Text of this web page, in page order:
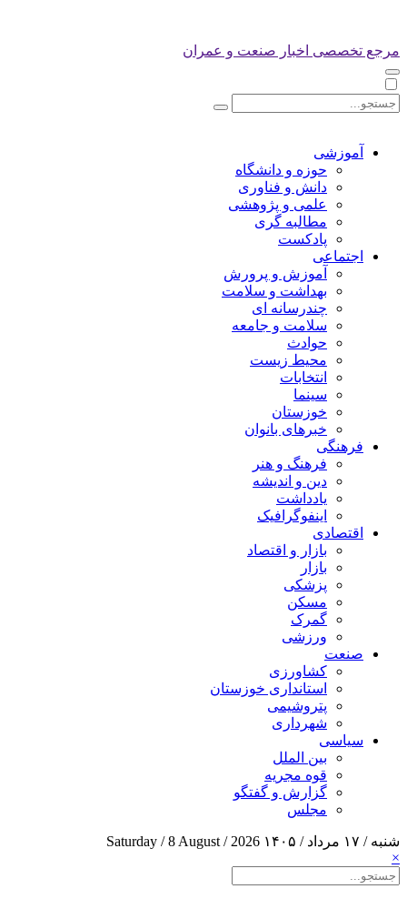
مرجع تخصصی اخبار صنعت و عمران
آموزشی
حوزه و دانشگاه
دانش و فناوری
علمی و پژوهشی
مطالبه گری
پادکست
اجتماعی
آموزش و پرورش
بهداشت و سلامت
چندرسانه ای
سلامت و جامعه
حوادث
محیط زیست
انتخابات
سینما
خوزستان
خبرهای بانوان
فرهنگی
فرهنگ و هنر
دین و اندیشه
یادداشت
اینفوگرافیک
اقتصادی
بازار و اقتصاد
بازار
پزشکی
مسکن
گمرک
ورزشی
صنعت
کشاورزی
استانداری خوزستان
پتروشیمی
شهرداری
سیاسی
بین الملل
قوه مجریه
گزارش و گفتگو
مجلس
شنبه / ۱۷ مرداد / ۱۴۰۵
Saturday / 8 August / 2026
×